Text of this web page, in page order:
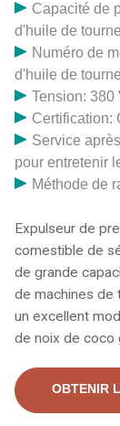
Capacité de
d'huile de
Numéro de
d'huile de
Tension: 380
Certification:
Service
pour entretenir
Méthode de
Expulseur de
comestible de
de grande
de machines de
un excellent
de noix de coco
du monde. La
coco présente
OBTENIR